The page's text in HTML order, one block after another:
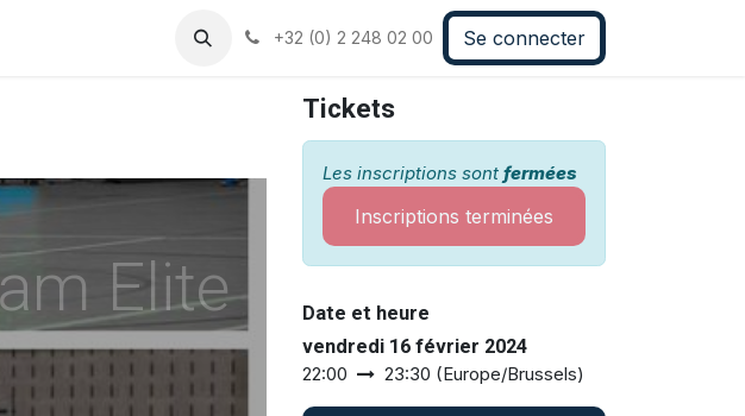
+32 (0) 2 248 02 00 Se connecter
Elite
Tickets
Les inscriptions sont fermées
Inscriptions terminées
Date et heure
vendredi 16 février 2024
22:00
23:30 (Europe/Brussels)